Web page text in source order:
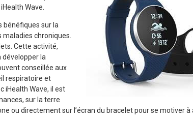
Wave.
bénéfiques sur la
chroniques.
Cette activité,
développer la
conseillée aux
respiratoire et
iHealth Wave, il est
sur la terre
ou directement sur l’écran du bracelet pour se motiver à